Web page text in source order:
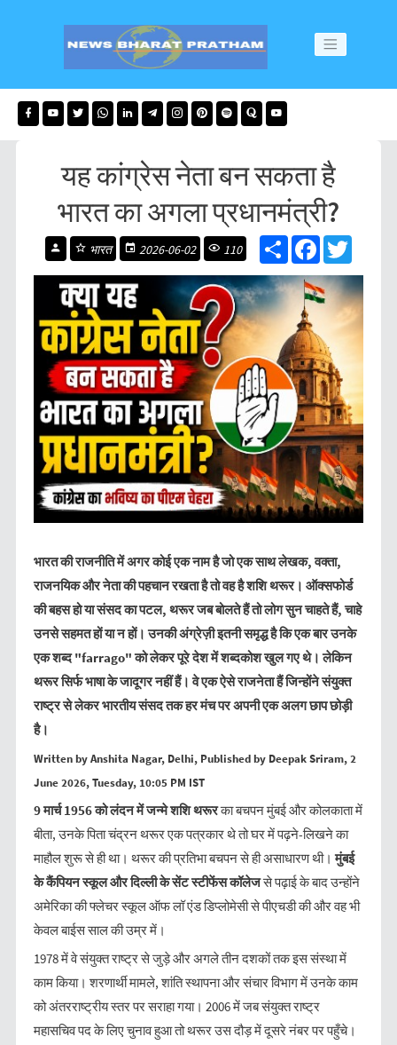
यह कांग्रेस नेता बन सकता है
भारत का अगला प्रधानमंत्री?
भारत 2026-06-02 110
S
r
F
e
b
k
t
t
e
भारतकीराजनीति में अगर कोई एक नाम है जो एक साथ लेखक, वक्ता,
राजनयिक और नेता की पहचान रखता हैतो वह है शशि थरूर। ऑक्सफोर्ड
की बहस हो या संसद का पटल, थरूर जब बोलते हैं तो लोग सुनचाहतेहैं,चाहे
उनसे सहमत हों या न हों। उनकी अंग्रेज़ी इतनी समृद्ध है कि एक बार उनके
एक शब्द "farrago"को लेकर पूरे देश में शब्दकोश खुल गए थे। लेकिन
थरूर सिर्फ भाषा के जादूगर नहीं हैं। वे एक ऐसे राजनेता हैं जिन्होंने संयुक्त
राष्ट्र से लेकर भारतीय संसद तक हर मंच पर अपनी एक अलग छाप छोड़ी
है।
Written by Anshita Nagar, Delhi, Published by Deepak Sriram, 2
June 2026, Tuesday, 10:05 PM IST
9मार्च 1956को लंदन में जन्मे शशि थरूरका बचपन मुंबई और कोलकाता में
बीता, उनके पिता चंद्रन थरूर एक पत्रकार थे तो घर में पढ़ने-लिखने का
माहौल शुरू से ही था। थरूर की प्रतिभा बचपन से ही असाधारण थी।मुंबई
के कैंपियन स्कूल और दिल्ली के सेंट स्टीफेंस कॉलेजसे पढ़ाई के बाद उन्होंने
अमेरिका की फ्लेचर स्कूल ऑफ लॉ एंड डिप्लोमेसी से पीएचडी की और वह भी
केवल बाईस साल की उम्र में।
1978 में वे संयुक्त राष्ट्र से जुड़े और अगले तीन दशकों तक इस संस्था में
काम किया। शरणार्थी मामले, शांति स्थापना और संचार विभाग में उनके काम
को अंतरराष्ट्रीय स्तर पर सराहा गया। 2006 में जब संयुक्त राष्ट्र
महासचिव पद के लिए चुनाव हुआ तो थरूर उस दौड़ में दूसरे नंबर पर पहुँचे।